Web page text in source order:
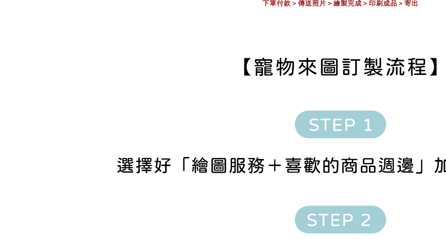
下單付款＞傳送照片 ＞ 繪製完成 ＞ 印刷成品 ＞ 寄出